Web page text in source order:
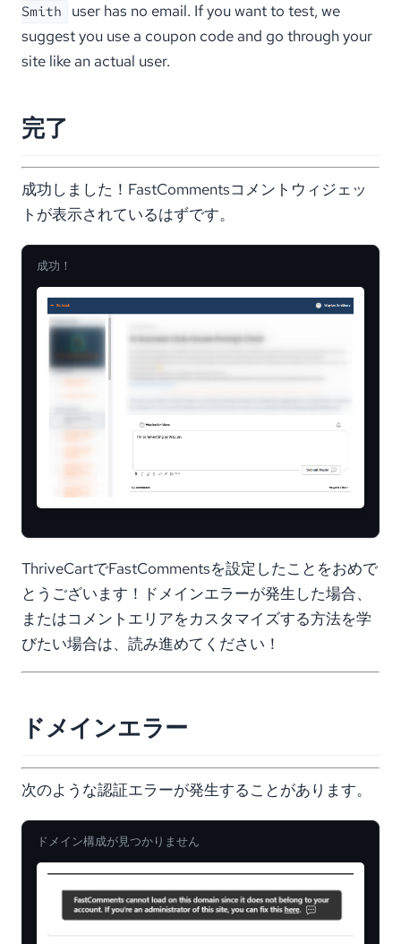
Smith
user has no email. If you want to test, we
suggest you use a coupon code and go through your
site like an actual user.
完了
成功しました！FastCommentsコメントウィジェッ
トが表示されているはずです。
成功！
ThriveCartでFastCommentsを設定したことをおめで
とうございます！ドメインエラーが発生した場合、
またはコメントエリアをカスタマイズする方法を学
びたい場合は、読み進めてください！
ドメインエラー
次のような認証エラーが発生することがあります。
ドメイン構成が見つかりません